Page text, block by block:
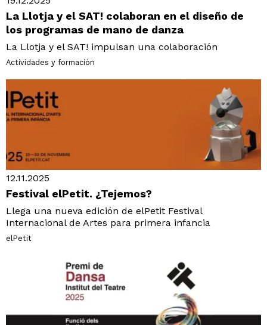
La Llotja y el SAT! colaboran en el diseño de
los programas de mano de danza
La Llotja y el SAT! impulsan una colaboración
Actividades y formación
12.11.2025
Festival elPetit. ¿Tejemos?
Llega una nueva edición de elPetit Festival
Internacional de Artes para primera infancia
elPetit